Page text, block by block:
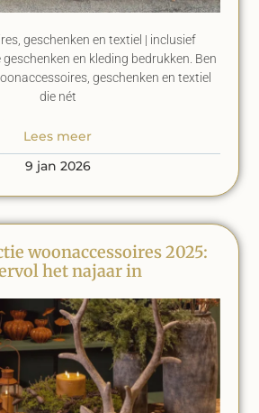
geschenken en textiel | inclusief
en kleding bedrukken. Ben
geschenken en textiel
die nét
Lees meer
9 jan 2026
woonaccessoires 2025:
het najaar in